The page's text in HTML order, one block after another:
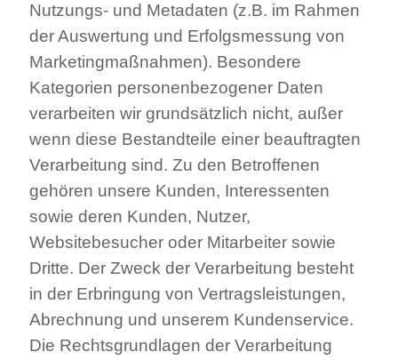
Nutzungs- und Metadaten (z.B. im Rahmen
der Auswertung und Erfolgsmessung von
Marketingmaßnahmen). Besondere
Kategorien personenbezogener Daten
verarbeiten wir grundsätzlich nicht, außer
wenn diese Bestandteile einer beauftragten
Verarbeitung sind. Zu den Betroffenen
gehören unsere Kunden, Interessenten
sowie deren Kunden, Nutzer,
Websitebesucher oder Mitarbeiter sowie
Dritte. Der Zweck der Verarbeitung besteht
in der Erbringung von Vertragsleistungen,
Abrechnung und unserem Kundenservice.
Die Rechtsgrundlagen der Verarbeitung